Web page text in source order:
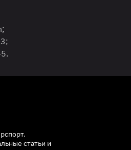
статьи и